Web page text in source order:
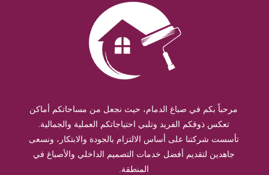
مرحباً بكم في صباغ الدمام، حيث نجعل من مساحاتكم أماكن
تعكس ذوقكم الفريد وتلبي احتياجاتكم العملية والجمالية.
تأسست شركتنا على أساس الالتزام بالجودة والابتكار، ونسعى
جاهدين لتقديم أفضل خدمات التصميم الداخلي والأصباغ في
المنطقة.